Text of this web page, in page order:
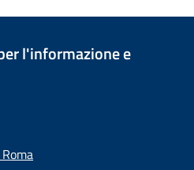
l'informazione e